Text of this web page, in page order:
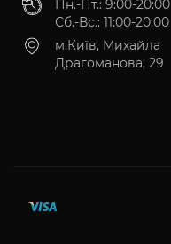
Пн.-Пт.: 9:00-20:00
Сб.-Вс.: 11:00-20:00
м.Київ, Михайла
Драгоманова, 29